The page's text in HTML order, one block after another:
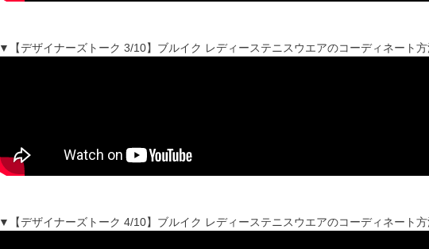
▼【デザイナーズトーク 3/10】ブルイク レディーステニスウエアのコーディネート方
▼【デザイナーズトーク 4/10】ブルイク レディーステニスウエアのコーディネート方